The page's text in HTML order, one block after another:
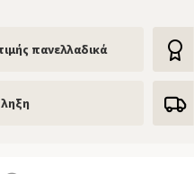
πανελλαδικά